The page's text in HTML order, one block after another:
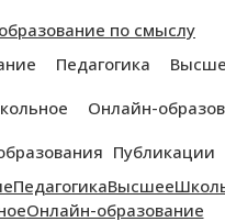
по смыслу
Педагогика
Онлайн-
Публикации
ПедагогикаВысшее
Онлайн-образование